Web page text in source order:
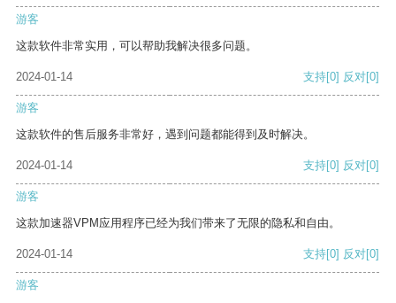
游客
这款软件非常实用，可以帮助我解决很多问题。
2024-01-14 支持[0] 反对[0]
游客
这款软件的售后服务非常好，遇到问题都能得到及时解决。
2024-01-14 支持[0] 反对[0]
游客
这款加速器VPM应用程序已经为我们带来了无限的隐私和自由。
2024-01-14 支持[0] 反对[0]
游客